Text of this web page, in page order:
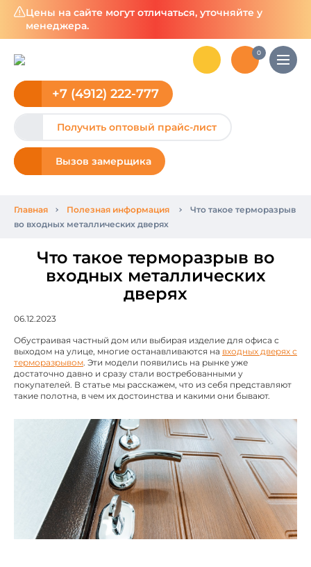
Цены на сайте могут отличаться, уточняйте у
менеджера.
0
+7 (4912) 222-777
Получить оптовый прайс-лист
Вызов замерщика
Главная Полезная информация
Что такое терморазрыв
во входных металлических дверях
Что такое терморазрыв во
входных металлических
дверях
06.12.2023
Обустраивая частный дом или выбирая изделие для офиса с
выходом на улице, многие останавливаются на входных дверях с
терморазрывом. Эти модели появились на рынке уже
достаточно давно и сразу стали востребованными у
покупателей. В статье мы расскажем, что из себя представляют
такие полотна, в чем их достоинства и какими они бывают.